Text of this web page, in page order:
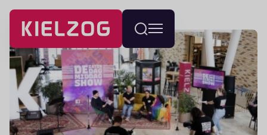
Navigatie
overslaan
Wissel
menu